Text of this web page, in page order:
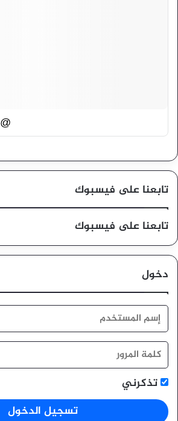
@forexarabonline
تابعنا على فيسبوك
تابعنا على فيسبوك
دخول
تذكرني
تسجيل الدخول